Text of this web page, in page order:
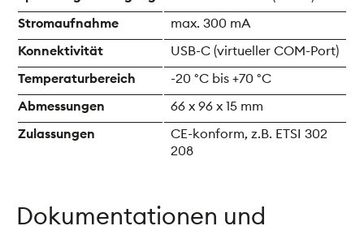
Stromaufnahme
max. 300 mA
Konnektivität
USB-C (virtueller COM-Port)
Temperaturbereich
-20 °C bis +70 °C
Abmessungen
66 x 96 x 15 mm
Zulassungen
CE-konform, z.B. ETSI 302
208
Dokumentationen und